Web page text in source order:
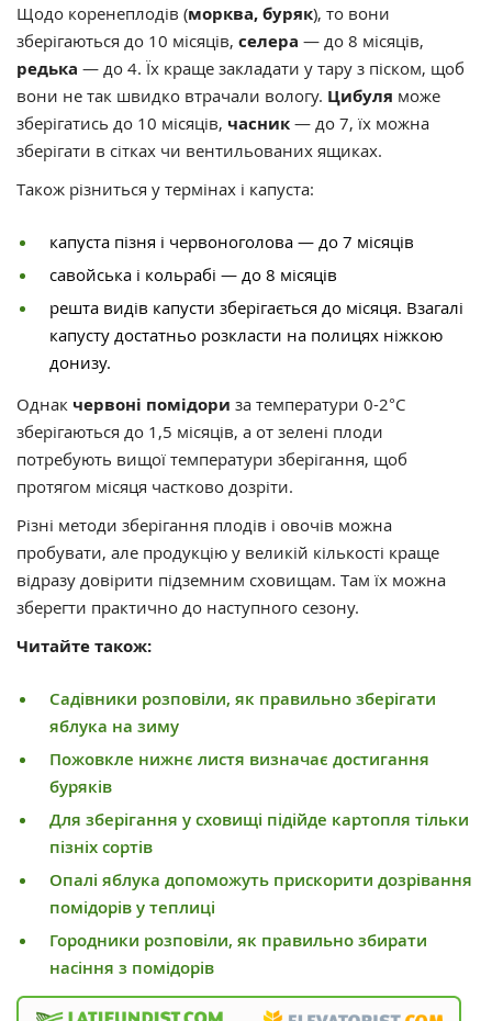
Щодо коренеплодів (морква, буряк), то вони
зберігаються до 10 місяців, селера — до 8 місяців,
редька — до 4. Їх краще закладати у тару з піском, щоб
вони не так швидко втрачали вологу. Цибуля може
зберігатись до 10 місяців, часник — до 7, їх можна
зберігати в сітках чи вентильованих ящиках.
Також різниться у термінах і капуста:
капуста пізня і червоноголова — до 7 місяців
савойська і кольрабі — до 8 місяців
решта видів капусти зберігається до місяця. Взагалі
капусту достатньо розкласти на полицях ніжкою
донизу.
Однак червоні помідори за температури 0-2°С
зберігаються до 1,5 місяців, а от зелені плоди
потребують вищої температури зберігання, щоб
протягом місяця частково дозріти.
Різні методи зберігання плодів і овочів можна
пробувати, але продукцію у великій кількості краще
відразу довірити підземним сховищам. Там їх можна
зберегти практично до наступного сезону.
Читайте також:
Садівники розповіли, як правильно зберігати
яблука на зиму
Пожовкле нижнє листя визначає достигання
буряків
Для зберігання у сховищі підійде картопля тільки
пізніх сортів
Опалі яблука допоможуть прискорити дозрівання
помідорів у теплиці
Городники розповіли, як правильно збирати
насіння з помідорів